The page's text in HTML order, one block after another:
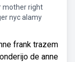
mother right
nyc alamy
frank trazem
de anne